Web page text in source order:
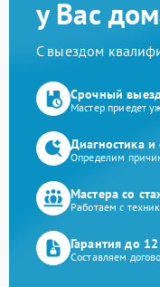
у Вас
С выездом
Срочный
Мастер приедет
Диагностика и
Определим
Мастера со
Работаем с
Гарантия до
Составляем